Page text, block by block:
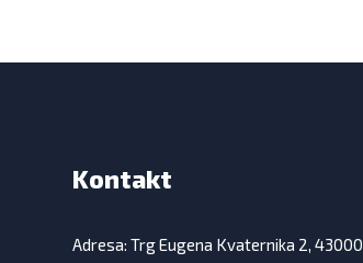
Kontakt
Adresa: Trg Eugena Kvaternika 2, 43000